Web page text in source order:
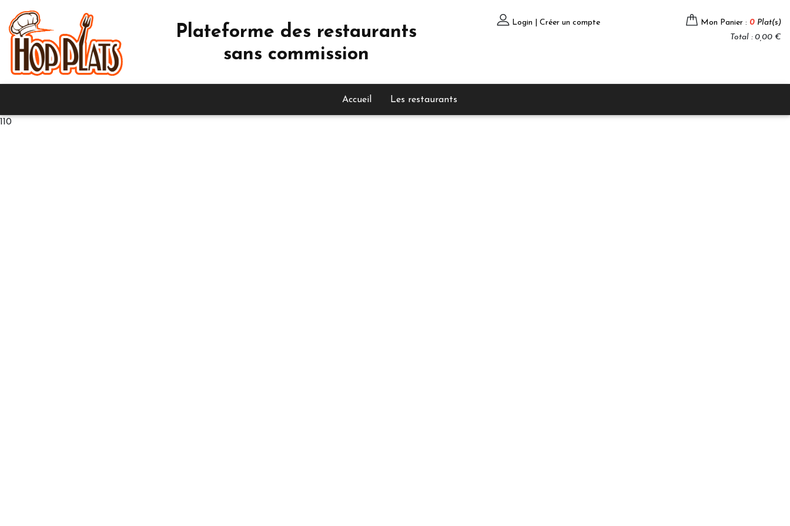
Plateforme des restaurants
sans commission
Login | Créer un compte Mon Panier : 0 Plat(s)
Total : 0,00 €
Accueil Les restaurants
110